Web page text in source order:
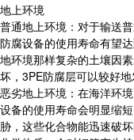
地上环境
普通地上环境：对于输送
防腐设备的使用寿命有望
地环境那样复杂的土壤因
坏，3PE防腐层可以较好地
恶劣地上环境：在海洋环
设备的使用寿命会明显缩
胁，这些化合物能迅速破